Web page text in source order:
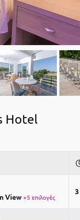
Hotel
View+5 επιλογές
3